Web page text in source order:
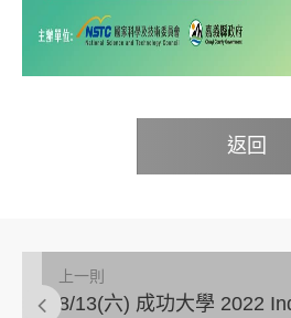
返回
上一則
8/13(六) 成功大學 2022